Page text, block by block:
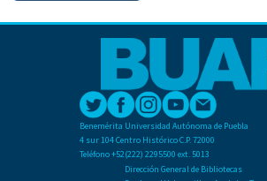
Benemérita Universidad Autónoma de Puebla
4 sur 104 Centro Histórico C.P. 72000
Teléfono +52(222) 2295500 ext. 5013
Dirección General de Bibliotecas